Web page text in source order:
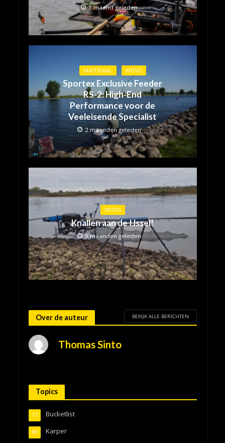
1 maand geleden
MATERIAAL WITVIS
Sportex Exclusive Feeder
RS-2: High-End
Performance voor de
Veeleisende Specialist
2 maanden geleden
WITVIS
Knallen aan de IJssel!
9 maanden geleden
Over de auteur BEKIJK ALLE BERICHTEN
Thomas Sinto
Topics
Bucketlist
17
Karper
69